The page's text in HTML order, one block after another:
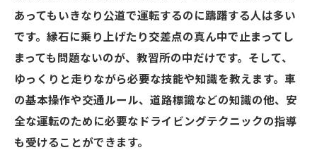
あってもいきなり公道で運転するのに躊躇する人は多い
です。縁石に乗り上げたり交差点の真ん中で止まってし
まっても問題ないのが、教習所の中だけです。そして、
ゆっくりと走りながら必要な技能や知識を教えます。車
の基本操作や交通ルール、道路標識などの知識の他、安
全な運転のために必要なドライビングテクニックの指導
も受けることができます。